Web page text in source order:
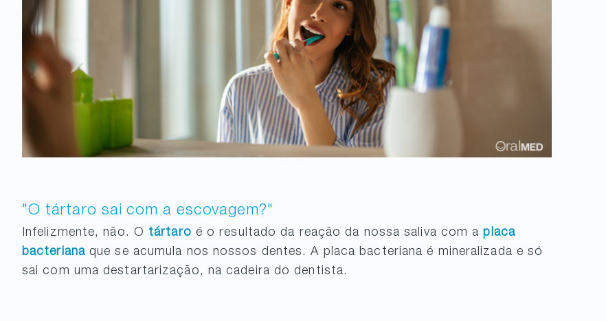
"O tártaro sai com a escovagem?"
Infelizmente, não. O tártaro é o resultado da reação da nossa saliva com a placa
bacterianaque se acumula nos nossos dentes. A placa bacteriana é mineralizada e só
sai com uma destartarização, na cadeira do dentista.